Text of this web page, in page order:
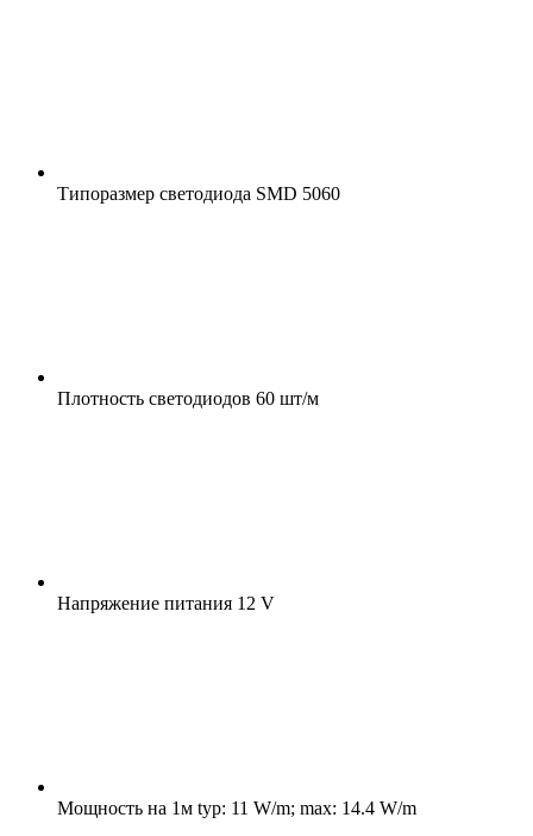
Типоразмер светодиода SMD 5060
Плотность светодиодов 60 шт/м
Напряжение питания 12 V
Мощность на 1м typ: 11 W/m; max: 14.4 W/m